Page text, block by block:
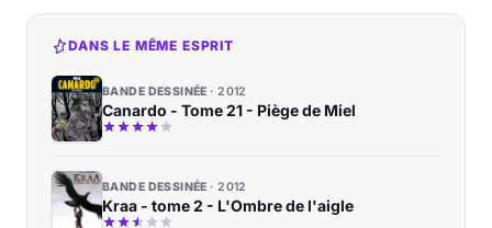
DANS LE MÊME ESPRIT
BANDE DESSINÉE 2012
Canardo - Tome 21 - Piège de Miel
BANDE DESSINÉE 2012
Kraa - tome 2 - L'Ombre de l'aigle